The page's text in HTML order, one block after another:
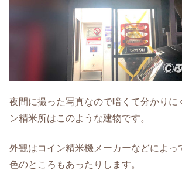
夜間に撮った写真なので暗くて分かりに
ン精米所はこのような建物です。
外観はコイン精米機メーカーなどによっ
色のところもあったりします。